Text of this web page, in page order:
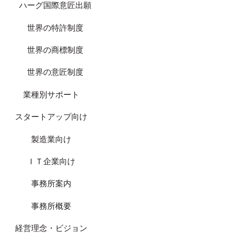
ハーグ国際意匠出願
世界の特許制度
世界の商標制度
世界の意匠制度
業種別サポート
スタートアップ向け
製造業向け
ＩＴ企業向け
事務所案内
事務所概要
経営理念・ビジョン